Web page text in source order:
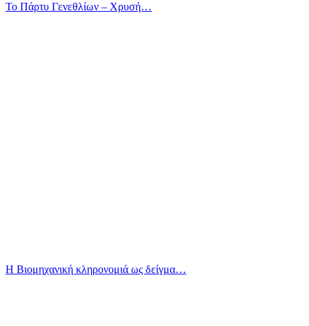
Το Πάρτυ Γενεθλίων – Χρυσή…
Η Βιομηχανική κληρονομιά ως δείγμα…